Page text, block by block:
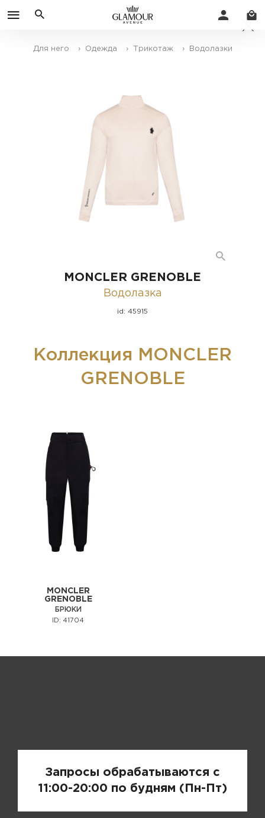
Для него › Одежда › Трикотаж › Водолазки
MONCLER GRENOBLE
Водолазка
id: 45915
Коллекция MONCLER
GRENOBLE
MONCLER
GRENOBLE
БРЮКИ
ID: 41704
Запросы обрабатываются с
11:00-20:00 по будням (Пн-Пт)